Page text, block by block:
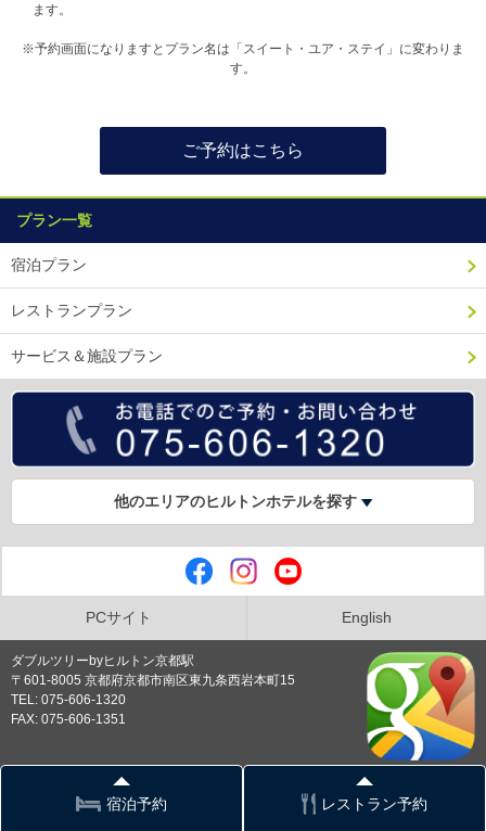
ます。
※予約画面になりますとプラン名は「スイート・ユア・ステイ」に変わりま
す。
ご予約はこちら
プラン一覧
宿泊プラン
レストランプラン
サービス＆施設プラン
他のエリアのヒルトンホテルを探す
PCサイト English
ダブルツリーbyヒルトン京都駅
〒601-8005 京都府京都市南区東九条西岩本町15
TEL: 075-606-1320
FAX: 075-606-1351
プライバシーポリシー
Copyright © DoubleTree by Hilton Kyoto Station all rights reserved.
宿泊予約 レストラン予約